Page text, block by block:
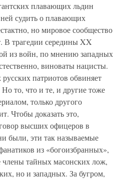
плавающих льдин
судить о плавающих
но мировое сообщество
В трагедии середины XX
из войн, по мнению западных
виноваты нацисты.
патриотов обвиняет
то, что и те, и другие тоже
только другого
Чтобы доказать это,
высших офицеров в
были, эти так называемые
из «богоизбранных»,
члены тайных масонских лож,
но и западных. За бугром,